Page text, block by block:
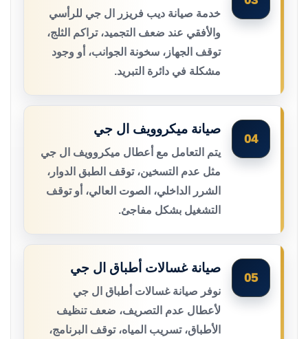
خدمة صيانة ديب فريزر ال جي للرأسي
والأفقي عند ضعف التجميد، تراكم الثلج،
توقف الجهاز، سخونة الجوانب، أو وجود
مشكلة في دائرة التبريد.
04
صيانة ميكروويف ال جي
يتم التعامل مع أعطال ميكروويف ال جي
مثل عدم التسخين، توقف الطبق الدوار،
الشرر الداخلي، الصوت العالي، أو توقف
التشغيل بشكل مفاجئ.
05
صيانة غسالات أطباق ال جي
نوفر صيانة غسالات أطباق ال جي
لأعطال عدم التصريف، ضعف تنظيف
الأطباق، تسريب المياه، توقف البرنامج،